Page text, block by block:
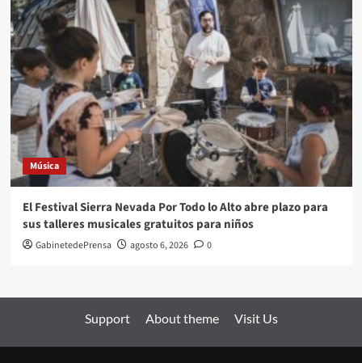
Música
El Festival Sierra Nevada Por Todo lo Alto abre plazo para
sus talleres musicales gratuitos para niños
GabinetedePrensa agosto 6, 2026 0
Support About theme Visit Us